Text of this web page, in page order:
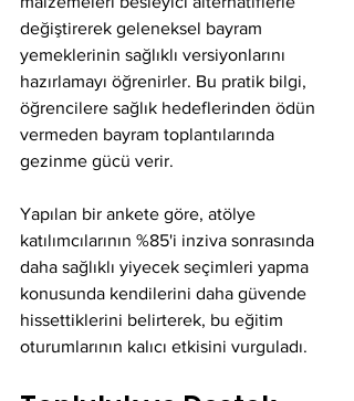
değiştirerek geleneksel bayram
yemeklerinin sağlıklı versiyonlarını
hazırlamayı öğrenirler. Bu pratik bilgi,
öğrencilere sağlık hedeflerinden ödün
vermeden bayram toplantılarında
gezinme gücü verir.
Yapılan bir ankete göre, atölye
katılımcılarının %85'i inziva sonrasında
daha sağlıklı yiyecek seçimleri yapma
konusunda kendilerini daha güvende
hissettiklerini belirterek, bu eğitim
oturumlarının kalıcı etkisini vurguladı.